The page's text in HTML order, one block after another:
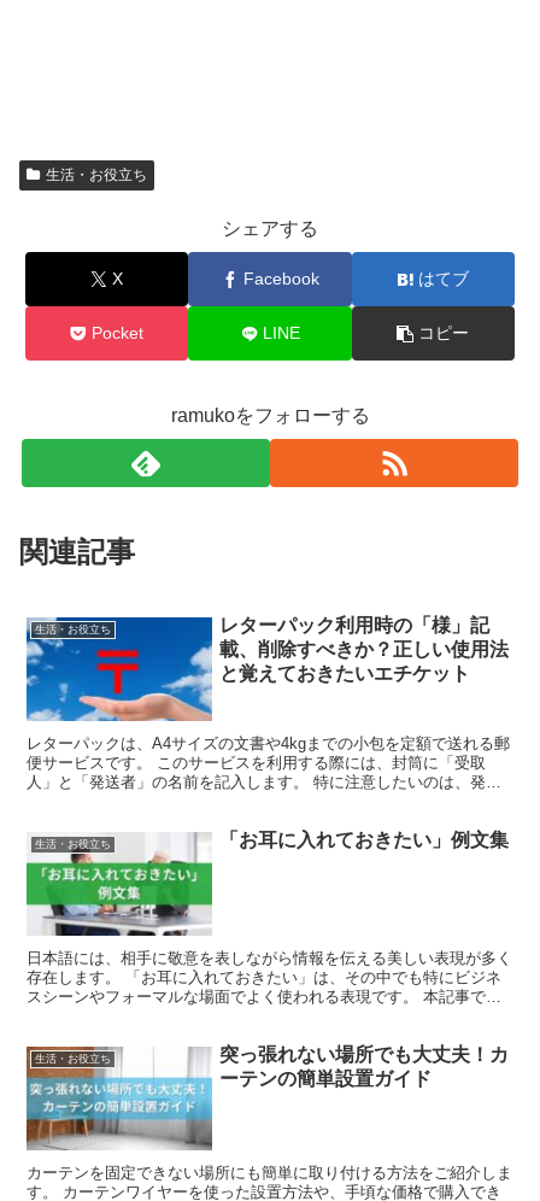
生活・お役立ち
シェアする
X Facebook はてブ
Pocket LINE コピー
ramukoをフォローする
関連記事
生活・お役立ち
レターパック利用時の「様」記
載、削除すべきか？正しい使用法
と覚えておきたいエチケット
レターパックは、A4サイズの文書や4kgまでの小包を定額で送れる郵
便サービスです。 このサービスを利用する際には、封筒に「受取
人」と「発送者」の名前を記入します。 特に注意したいのは、発送
生活・お役立ち 「お耳に入れておきたい」例文集
日本語には、相手に敬意を表しながら情報を伝える美しい表現が多く
存在します。 「お耳に入れておきたい」は、その中でも特にビジネ
スシーンやフォーマルな場面でよく使われる表現です。 本記事で
生活・お役立ち
突っ張れない場所でも大丈夫！カ
ーテンの簡単設置ガイド
カーテンを固定できない場所にも簡単に取り付ける方法をご紹介しま
す。 カーテンワイヤーを使った設置方法や、手頃な価格で購入でき